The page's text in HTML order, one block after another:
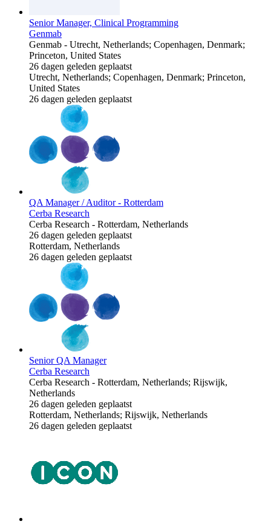
Senior Manager, Clinical Programming
Genmab
Genmab - Utrecht, Netherlands; Copenhagen, Denmark;
Princeton, United States
26 dagen geleden geplaatst
Utrecht, Netherlands; Copenhagen, Denmark; Princeton,
United States
26 dagen geleden geplaatst
QA Manager / Auditor - Rotterdam
Cerba Research
Cerba Research - Rotterdam, Netherlands
26 dagen geleden geplaatst
Rotterdam, Netherlands
26 dagen geleden geplaatst
Senior QA Manager
Cerba Research
Cerba Research - Rotterdam, Netherlands; Rijswijk,
Netherlands
26 dagen geleden geplaatst
Rotterdam, Netherlands; Rijswijk, Netherlands
26 dagen geleden geplaatst